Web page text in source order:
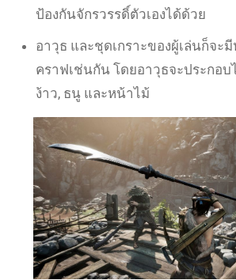
ป้องกันจักรวรรดิ์ตัวเองได้ด้วย
อาวุธ และชุดเกราะของผู้เล่นก็จะ
คราฟเช่นกัน โดยอาวุธจะประกอ
ง้าว, ธนู และหน้าไม้